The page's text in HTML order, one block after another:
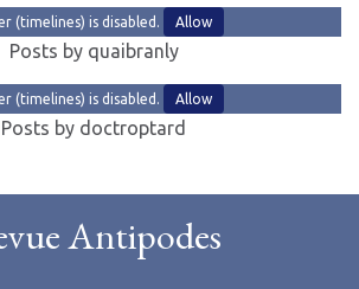
(timelines) is disabled. Allow
Posts by quaibranly
(timelines) is disabled. Allow
Posts by doctroptard
Antipodes